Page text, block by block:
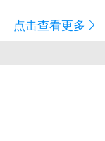
点击查看更多